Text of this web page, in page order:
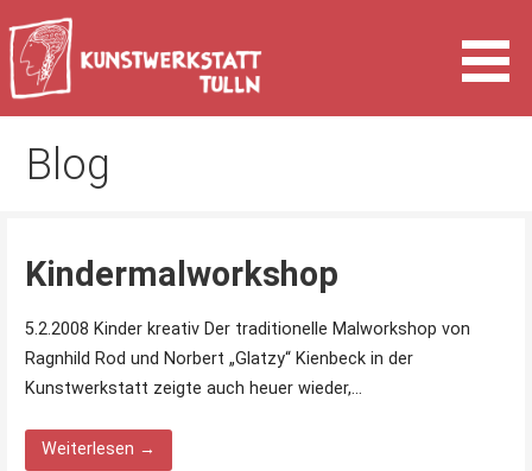
Inhalt
springen
Kunstwerkstatt Tulln
Blog
Kindermalworkshop
5.2.2008 Kinder kreativ Der traditionelle Malworkshop von
Ragnhild Rod und Norbert „Glatzy“ Kienbeck in der
Kunstwerkstatt zeigte auch heuer wieder,…
Weiterlesen →